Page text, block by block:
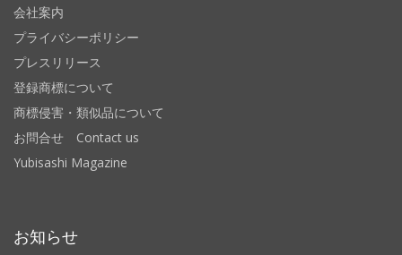
会社案内
プライバシーポリシー
プレスリリース
登録商標について
商標侵害・類似品について
お問合せ Contact us
Yubisashi Magazine
お知らせ